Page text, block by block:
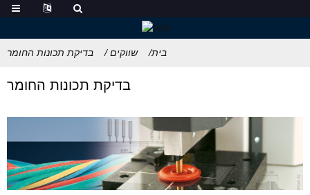
בית שווקים בדיקת תכונות החומר
בדיקת תכונות החומר